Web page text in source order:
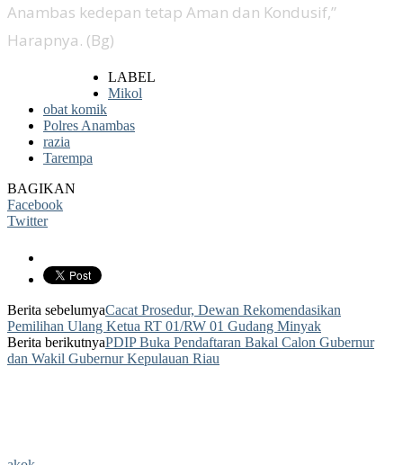
Anambas kedepan tetap Aman dan Kondusif,”
Harapnya. (Bg)
LABEL
Mikol
obat komik
Polres Anambas
razia
Tarempa
BAGIKAN
Facebook
Twitter
Berita sebelumyaCacat Prosedur, Dewan Rekomendasikan
Pemilihan Ulang Ketua RT 01/RW 01 Gudang Minyak
Berita berikutnyaPDIP Buka Pendaftaran Bakal Calon Gubernur
dan Wakil Gubernur Kepulauan Riau